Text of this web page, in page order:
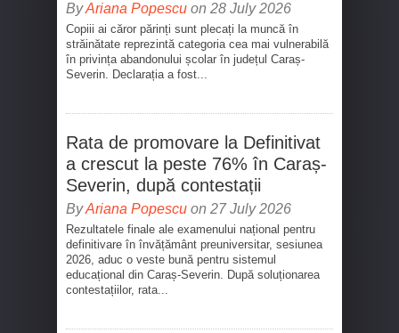
ByAriana Popescu on 28 July 2026
Copiii ai căror părinți sunt plecați la muncă în
străinătate reprezintă categoria cea mai vulnerabilă
în privința abandonului școlar în județul Caraș-
Severin. Declarația a fost...
Rata de promovare la Definitivat
a crescut la peste 76% în Caraș-
Severin, după contestații
ByAriana Popescu on 27 July 2026
Rezultatele finale ale examenului național pentru
definitivare în învățământ preuniversitar, sesiunea
2026, aduc o veste bună pentru sistemul
educațional din Caraș-Severin. După soluționarea
contestațiilor, rata...